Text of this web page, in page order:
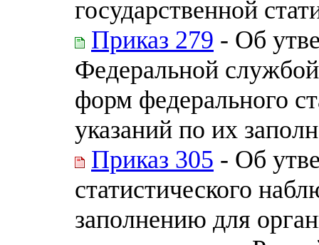
государственной
Приказ 279 - Об
Федеральной службой
форм федерального
указаний по их
Приказ 305 - Об
статистического
заполнению для